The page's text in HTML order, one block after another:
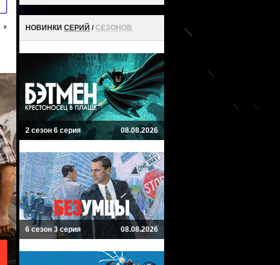
НОВИНКИ СЕРИЙ /СЕЗОНОВ
2 сезон 6 серия 08.08.2026
6 сезон 3 серия 08.08.2026